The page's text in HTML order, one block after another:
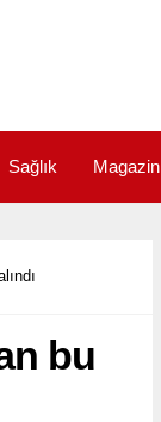
Sağlık Magazin
bu